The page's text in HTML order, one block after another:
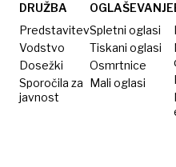
linijo
Hormuške
ožine
DRUŽBA
Predstavitev
Vodstvo
Dosežki
Sporočila za
javnost
OGLAŠEVANJE
Spletni oglasi
Tiskani oglasi
Osmrtnice
Mali oglasi